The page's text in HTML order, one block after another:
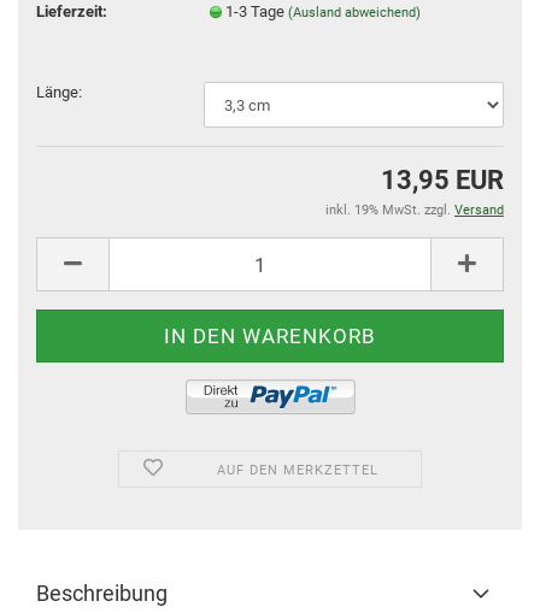
Lieferzeit:
1-3 Tage(Ausland abweichend)
Länge:
13,95 EUR
inkl. 19% MwSt. zzgl. Versand
AUF DEN MERKZETTEL
Beschreibung